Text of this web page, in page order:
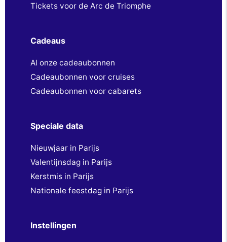
Tickets voor de Arc de Triomphe
Cadeaus
Al onze cadeaubonnen
Cadeaubonnen voor cruises
Cadeaubonnen voor cabarets
Speciale data
Nieuwjaar in Parijs
Valentijnsdag in Parijs
Kerstmis in Parijs
Nationale feestdag in Parijs
Instellingen